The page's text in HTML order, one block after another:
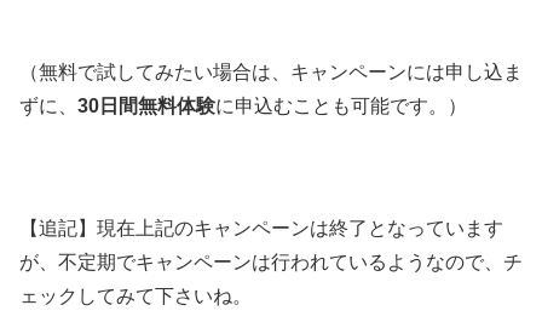
（無料で試してみたい場合は、キャンペーンには申し込ま
ずに、 30日間無料体験に申込むことも可能です。）
【追記】現在上記のキャンペーンは終了となっています
が、不定期でキャンペーンは行われているようなので、チ
ェックしてみて下さいね。